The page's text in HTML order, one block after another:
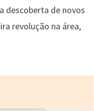
descoberta de novos
revolução na área,